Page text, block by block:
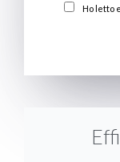
Ho letto